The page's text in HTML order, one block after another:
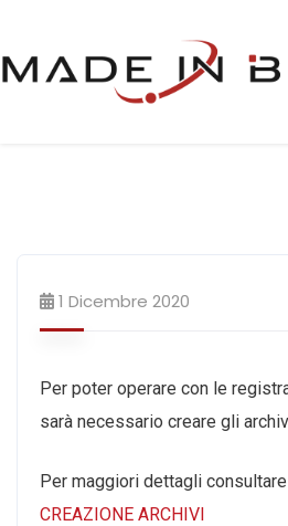
1 Dicembre 2020
Per poter operare con le
sarà necessario creare gli
Per maggiori dettagli
CREAZIONE ARCHIVI